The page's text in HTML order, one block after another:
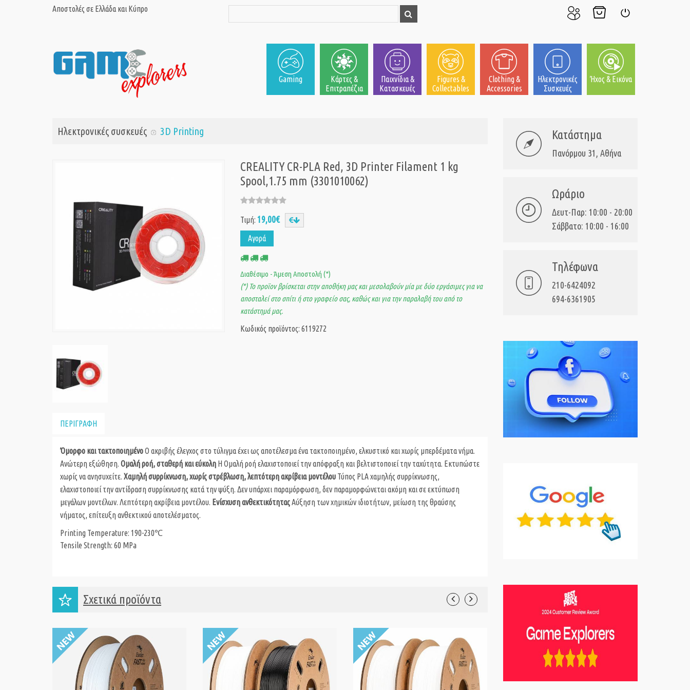
Αποστολές σε Ελλάδα και Κύπρο
μου
Gaming
Κάρτες &
Επιτραπέζια
Παιχνίδια &
Κατασκευές
Figures &
Collectables
Clothing &
Accessories
Ηλεκτρονικές
Συσκευές
Ήχος & Εικόνα
Ηλεκτρονικές συσκευές 3D Printing
CREALITY CR-PLA Red, 3D Printer Filament 1 kg
Spool,1.75 mm (3301010062)
Τιμή: 19,00€
Αγορά
Διαθέσιμο - Άμεση Αποστολή (*)
(*) Το προϊον βρίσκεται στην αποθήκη μας και μεσολαβούν μία με δύο εργάσιμες για να
αποσταλεί στο σπίτι ή στο γραφείο σας, καθώς και για την παραλαβή του από το
κατάστημά μας.
Κωδικός προϊόντος: 6119272
ΠΕΡΙΓΡΑΦΗ
Όμορφο και τακτοποιημένοΟ ακριβής έλεγχος στο τύλιγμα έχει ως αποτέλεσμα ένα τακτοποιημένο, ελκυστικό και χωρίς μπερδέματα νήμα.
Ανώτερη εξώθηση. Ομαλή ροή, σταθερή και εύκολη Η Ομαλή ροή ελαχιστοποιεί την απόφραξη και βελτιστοποιεί την ταχύτητα. Εκτυπώστε
χωρίς να ανησυχείτε. Χαμηλή συρρίκνωση, χωρίς στρέβλωση, λεπτότερη ακρίβεια μοντέλου Τύπος PLA χαμηλής συρρίκνωσης,
ελαχιστοποιεί την αντίδραση συρρίκνωσης κατά την ψύξη. Δεν υπάρχει παραμόρφωση, δεν παραμορφώνεται ακόμη και σε εκτύπωση
μεγάλων μοντέλων. Λεπτότερη ακρίβεια μοντέλου. Ενίσχυση ανθεκτικότηταςΑύξηση των χημικών ιδιοτήτων, μείωση της θραύσης
νήματος, επίτευξη ανθεκτικού αποτελέσματος.
Printing Temperature: 190-230℃
Tensile Strength: 60 MPa
Σχετικά προϊόντα
Κατάστημα
Πανόρμου 31, Αθήνα
Ωράριο
Δευτ-Παρ: 10:00 - 20:00
Σάββατο: 10:00 - 16:00
Τηλέφωνα
210-6424092
694-6361905